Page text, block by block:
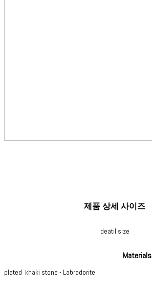
제품 상세 사이즈
deatil size
Materials
plated khaki stone - Labradorite